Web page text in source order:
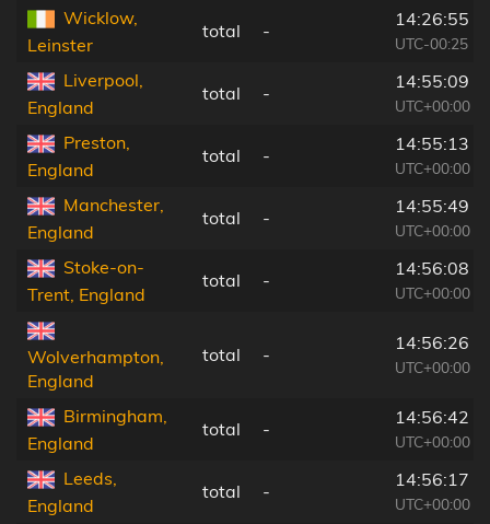
Wicklow,
Leinster
total -
14:26:55
UTC-00:25
Liverpool,
England
total -
14:55:09
UTC+00:00
Preston,
England
total -
14:55:13
UTC+00:00
Manchester,
England
total -
14:55:49
UTC+00:00
Stoke-on-
Trent, England
total -
14:56:08
UTC+00:00
Wolverhampton,
England
total -
14:56:26
UTC+00:00
Birmingham,
England
total -
14:56:42
UTC+00:00
Leeds,
England
total -
14:56:17
UTC+00:00